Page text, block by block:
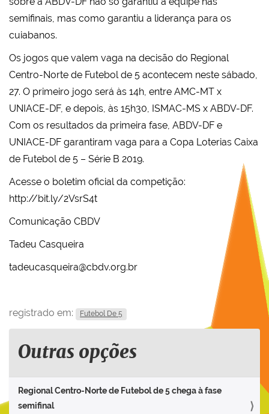
semifinais, mas como garantiu a liderança para os
cuiabanos.
Os jogos que valem vaga na decisão do Regional
Centro-Norte de Futebol de 5 acontecem neste sábado,
27. O primeiro jogo será às 14h, entre AMC-MT x
UNIACE-DF, e depois, às 15h30, ISMAC-MS x ABDV-DF.
Com os resultados da primeira fase, ABDV-DF e
UNIACE-DF garantiram vaga para a Copa Loterias Caixa
de Futebol de 5 – Série B 2019.
Acesse o boletim oficial da competição:
http://bit.ly/2VsrS4t
Comunicação CBDV
Tadeu Casqueira
tadeucasqueira@cbdv.org.br
registrado em: Futebol De 5
Outras opções
Regional Centro-Norte de Futebol de 5 chega à fase
semifinal